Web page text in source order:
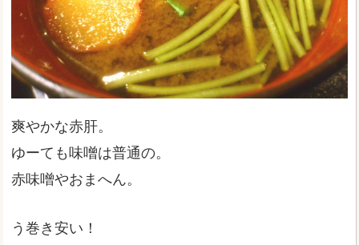
爽やかな赤肝。
ゆーても味噌は普通の。
赤味噌やおまへん。
う巻き安い！